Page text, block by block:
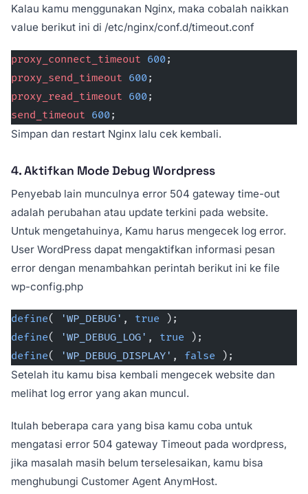
Kalau kamu menggunakan Nginx, maka cobalah naikkan
value berikut ini di /etc/nginx/conf.d/timeout.conf
proxy_connect_timeout 600;
proxy_send_timeout 600;
proxy_read_timeout 600;
send_timeout 600;
Simpan dan restart Nginx lalu cek kembali.
4. Aktifkan Mode Debug Wordpress
Penyebab lain munculnya error 504 gateway time-out
adalah perubahan atau update terkini pada website.
Untuk mengetahuinya, Kamu harus mengecek log error.
User WordPress dapat mengaktifkan informasi pesan
error dengan menambahkan perintah berikut ini ke file
wp-config.php
define( 'WP_DEBUG' , true );
define( 'WP_DEBUG_LOG' , true );
define( 'WP_DEBUG_DISPLAY' , false );
Setelah itu kamu bisa kembali mengecek website dan
melihat log error yang akan muncul.
Itulah beberapa cara yang bisa kamu coba untuk
mengatasi error 504 gateway Timeout pada wordpress,
jika masalah masih belum terselesaikan, kamu bisa
menghubungi Customer Agent AnymHost.